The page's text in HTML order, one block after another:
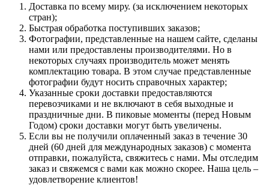
Доставка по всему миру. (за исключением некоторых
стран);
Быстрая обработка поступивших заказов;
Фотографии, представленные на нашем сайте, сделаны
нами или предоставлены производителями. Но в
некоторых случаях производитель может менять
комплектацию товара. В этом случае представленные
фотографии будут носить справочных характер;
Указанные сроки доставки предоставляются
перевозчиками и не включают в себя выходные и
праздничные дни. В пиковые моменты (перед Новым
Годом) сроки доставки могут быть увеличены.
Если вы не получили оплаченный заказ в течение 30
дней (60 дней для международных заказов) с момента
отправки, пожалуйста, свяжитесь с нами. Мы отследим
заказ и свяжемся с вами как можно скорее. Наша цель –
удовлетворение клиентов!